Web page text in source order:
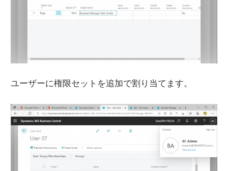
ユーザーに権限セットを追加で割り当てます。